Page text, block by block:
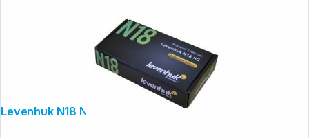
Levenhuk N18 NG Objektträger Set